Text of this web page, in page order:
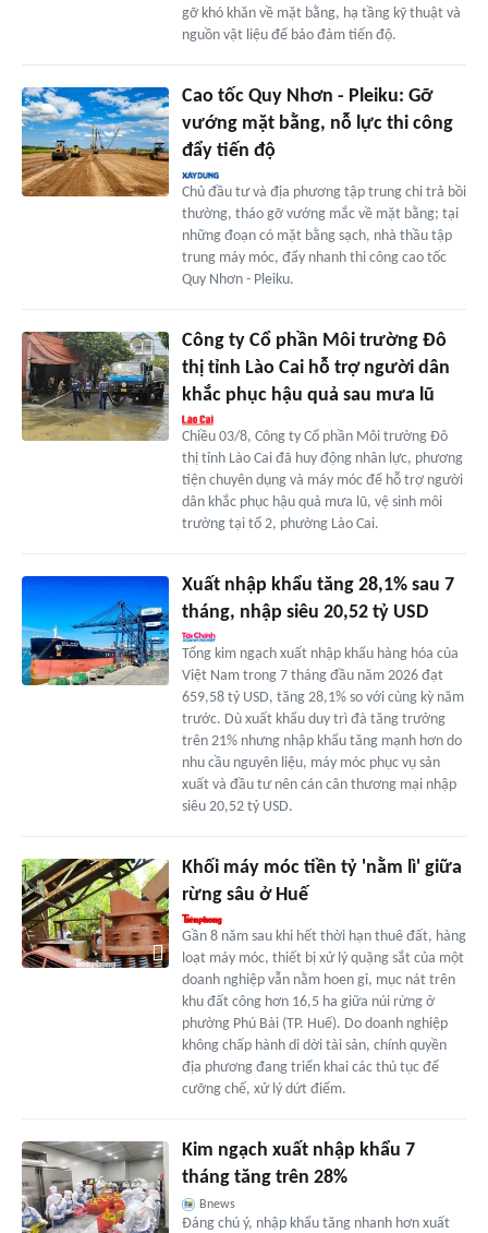
gỡ khó khăn về mặt bằng, hạ tầng kỹ thuật và
nguồn vật liệu để bảo đảm tiến độ.
Cao tốc Quy Nhơn - Pleiku: Gỡ
vướng mặt bằng, nỗ lực thi công
đẩy tiến độ
Chủ đầu tư và địa phương tập trung chi trả bồi
thường, tháo gỡ vướng mắc về mặt bằng; tại
những đoạn có mặt bằng sạch, nhà thầu tập
trung máy móc, đẩy nhanh thi công cao tốc
Quy Nhơn - Pleiku.
Công ty Cổ phần Môi trường Đô
thị tỉnh Lào Cai hỗ trợ người dân
khắc phục hậu quả sau mưa lũ
Chiều 03/8, Công ty Cổ phần Môi trường Đô
thị tỉnh Lào Cai đã huy động nhân lực, phương
tiện chuyên dụng và máy móc để hỗ trợ người
dân khắc phục hậu quả mưa lũ, vệ sinh môi
trường tại tổ 2, phường Lào Cai.
Xuất nhập khẩu tăng 28,1% sau 7
tháng, nhập siêu 20,52 tỷ USD
Tổng kim ngạch xuất nhập khẩu hàng hóa của
Việt Nam trong 7 tháng đầu năm 2026 đạt
659,58 tỷ USD, tăng 28,1% so với cùng kỳ năm
trước. Dù xuất khẩu duy trì đà tăng trưởng
trên 21% nhưng nhập khẩu tăng mạnh hơn do
nhu cầu nguyên liệu, máy móc phục vụ sản
xuất và đầu tư nên cán cân thương mại nhập
siêu 20,52 tỷ USD.
Khối máy móc tiền tỷ 'nằm lì' giữa
rừng sâu ở Huế
Gần 8 năm sau khi hết thời hạn thuê đất, hàng
loạt máy móc, thiết bị xử lý quặng sắt của một
doanh nghiệp vẫn nằm hoen gỉ, mục nát trên
khu đất công hơn 16,5 ha giữa núi rừng ở
phường Phú Bài (TP. Huế). Do doanh nghiệp
không chấp hành di dời tài sản, chính quyền
địa phương đang triển khai các thủ tục để
cưỡng chế, xử lý dứt điểm.
Kim ngạch xuất nhập khẩu 7
tháng tăng trên 28%
Bnews
Đáng chú ý, nhập khẩu tăng nhanh hơn xuất